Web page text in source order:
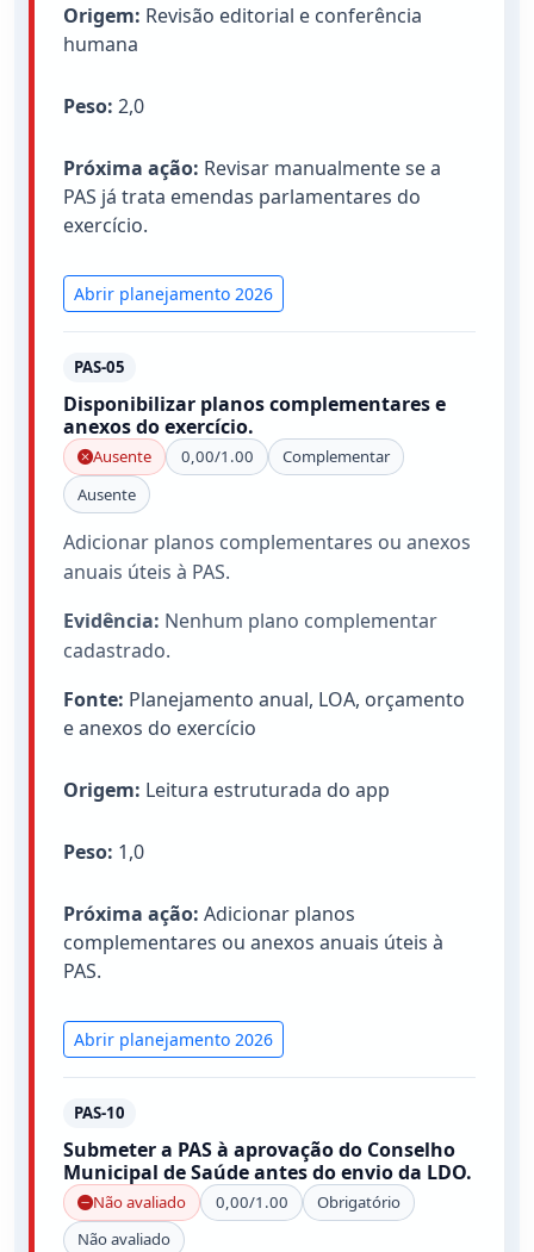
Origem: Revisão editorial e conferência
humana
Peso: 2,0
Próxima ação: Revisar manualmente se a
PAS já trata emendas parlamentares do
exercício.
Abrir planejamento 2026
PAS-05
Disponibilizar planos complementares e
anexos do exercício.
Ausente 0,00/1.00
Complementar
Ausente
Adicionar planos complementares ou anexos
anuais úteis à PAS.
Evidência: Nenhum plano complementar
cadastrado.
Fonte: Planejamento anual, LOA, orçamento
e anexos do exercício
Origem: Leitura estruturada do app
Peso: 1,0
Próxima ação: Adicionar planos
complementares ou anexos anuais úteis à
PAS.
Abrir planejamento 2026
PAS-10
Submeter a PAS à aprovação do Conselho
Municipal de Saúde antes do envio da LDO.
Não avaliado 0,00/1.00
Obrigatório
Não avaliado